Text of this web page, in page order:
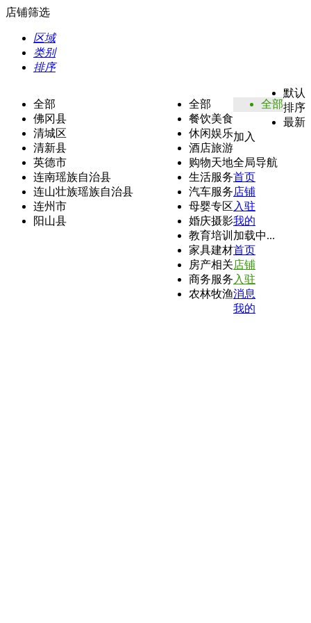
店铺筛选
区域
类别
排序
全部
佛冈县
清城区
清新县
英德市
连南瑶族自治县
连山壮族瑶族自治县
连州市
阳山县
全部
餐饮美食
休闲娱乐
酒店旅游
购物天地
生活服务
汽车服务
母婴专区
婚庆摄影
教育培训
家具建材
房产相关
商务服务
农林牧渔
全部
默认
排序
最新
加入
全局导航
首页
店铺
入驻
我的
加载中...
首页
店铺
入驻
消息
我的